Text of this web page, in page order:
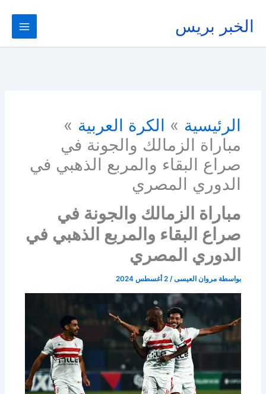
المحتوى
الخبر بريس
الرئيسية
الكرة العربية
مباراة الزمالك والجونة في
صراع البقاء والمربع الذهبي في
الدوري المصري
مباراة الزمالك والجونة في
صراع البقاء والمربع الذهبي في
الدوري المصري
بواسطة مروان العيسى/2 أغسطس 2024